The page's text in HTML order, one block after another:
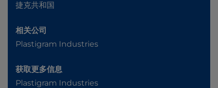
捷克共和国
相关公司
Plastigram Industries
获取更多信息
Plastigram Industries